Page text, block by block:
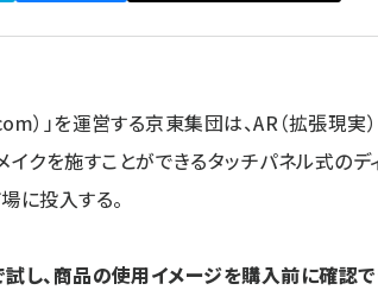
）」を運営する京東集団は、AR（拡張現実
クを施すことができるタッチパネル式のデ
に投入する。
し、商品の使用イメージを購入前に確認
参加登録はこちら↑